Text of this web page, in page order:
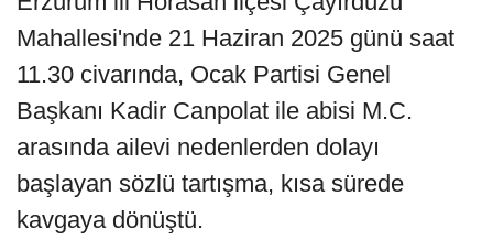
Mahallesi'nde 21 Haziran 2025 günü saat
11.30 civarında, Ocak Partisi Genel
Başkanı Kadir Canpolat ile abisi M.C.
arasında ailevi nedenlerden dolayı
başlayan sözlü tartışma, kısa sürede
kavgaya dönüştü.